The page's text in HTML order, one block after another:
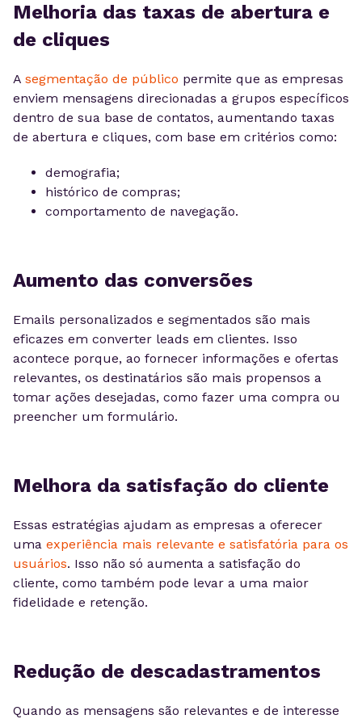
Melhoria das taxas de abertura e
de cliques
A segmentação de público permite que as empresas
enviem mensagens direcionadas a grupos específicos
dentro de sua base de contatos, aumentando taxas
de abertura e cliques, com base em critérios como:
demografia;
histórico de compras;
comportamento de navegação.
Aumento das conversões
Emails personalizados e segmentados são mais
eficazes em converter leads em clientes. Isso
acontece porque, ao fornecer informações e ofertas
relevantes, os destinatários são mais propensos a
tomar ações desejadas, como fazer uma compra ou
preencher um formulário.
Melhora da satisfação do cliente
Essas estratégias ajudam as empresas a oferecer
uma experiência mais relevante e satisfatória para os
usuários. Isso não só aumenta a satisfação do
cliente, como também pode levar a uma maior
fidelidade e retenção.
Redução de descadastramentos
Quando as mensagens são relevantes e de interesse